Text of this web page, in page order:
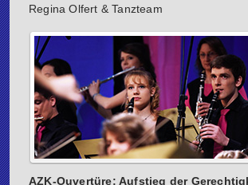
Regina Olfert & Tanzteam
AZK-Ouvertüre: Aufstieg der